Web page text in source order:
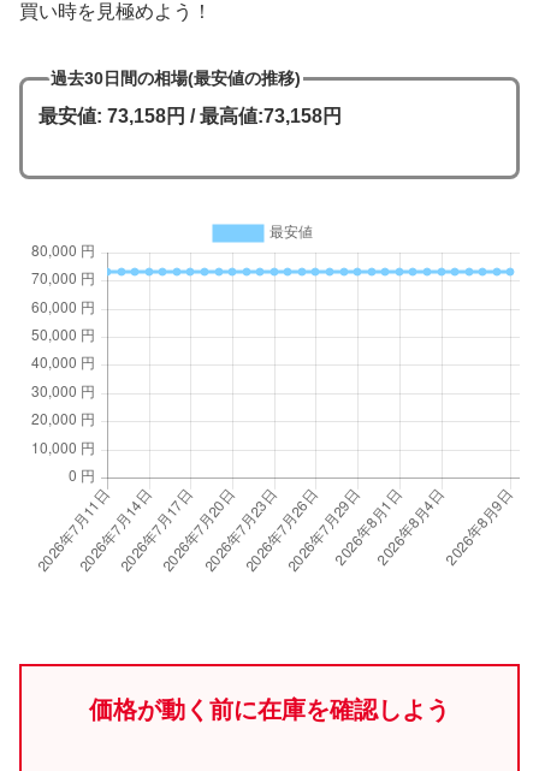
買い時を見極めよう！
過去30日間の相場(最安値の推移)
最安値: 73,158円 / 最高値:73,158円
価格が動く前に在庫を確認しよう